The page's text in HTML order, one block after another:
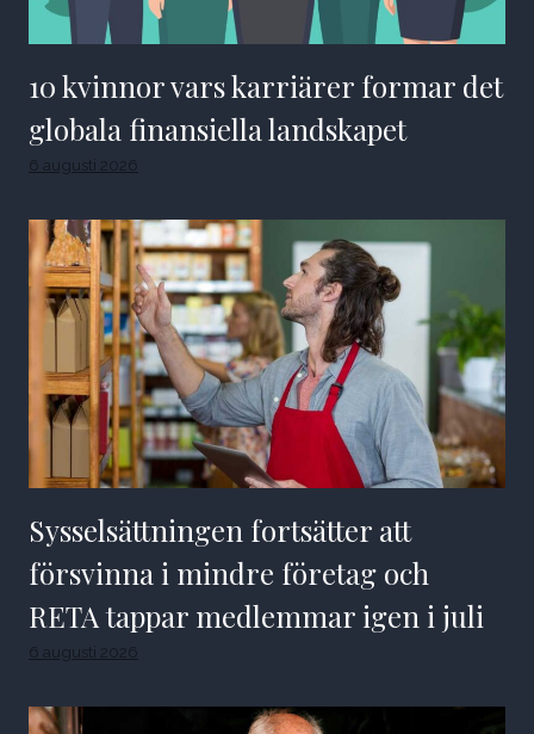
10 kvinnor vars karriärer formar det
globala finansiella landskapet
6 augusti 2026
Sysselsättningen fortsätter att
försvinna i mindre företag och
RETA tappar medlemmar igen i juli
6 augusti 2026